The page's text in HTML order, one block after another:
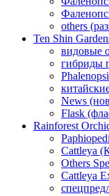
others
Ten Shin
видовые
гибриды
News
Flask
Rainforest
Cattleya
Others
Cattleya